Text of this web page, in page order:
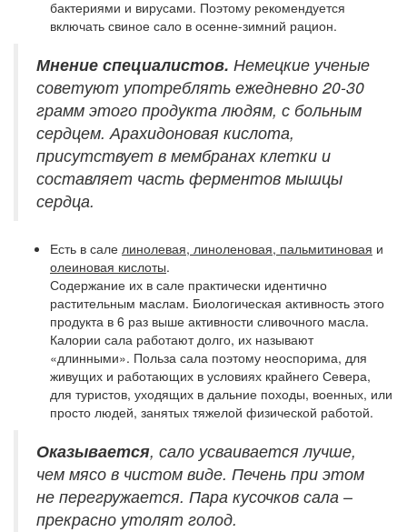
бактериями и вирусами. Поэтому рекомендуется
включать свиное сало в осенне-зимний рацион.
Мнение специалистов. Немецкие ученые
советуют употреблять ежедневно 20-30
грамм этого продукта людям, с больным
сердцем. Арахидоновая кислота,
присутствует в мембранах клетки и
составляет часть ферментов мышцы
сердца.
Есть в сале линолевая, линоленовая, пальмитиновая и
олеиновая кислоты.
Содержание их в сале практически идентично
растительным маслам. Биологическая активность этого
продукта в 6 раз выше активности сливочного масла.
Калории сала работают долго, их называют
«длинными». Польза сала поэтому неоспорима, для
живущих и работающих в условиях крайнего Севера,
для туристов, уходящих в дальние походы, военных, или
просто людей, занятых тяжелой физической работой.
Оказывается, сало усваивается лучше,
чем мясо в чистом виде. Печень при этом
не перегружается. Пара кусочков сала –
прекрасно утолят голод.